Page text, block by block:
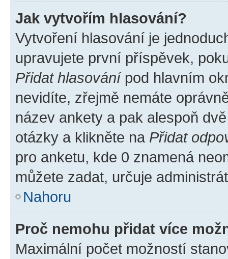
Jak vytvořím hlasování?
Vytvoření hlasování je
upravujete první příspěvek,
Přidat hlasovánípod hlavním
nevidíte, zřejmě nemáte
název ankety a pak alespoň
otázky a klikněte na Přidat
pro anketu, kde 0 znamená
můžete zadat, určuje
Nahoru
Proč nemohu přidat více
Maximální počet možností